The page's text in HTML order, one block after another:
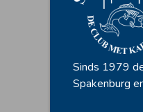
Sinds 1979
Spakenburg